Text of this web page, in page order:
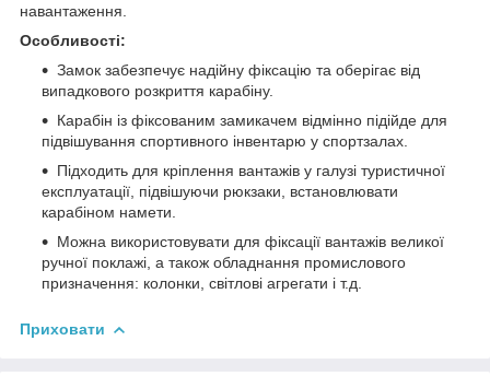
навантаження.
Особливості:
Замок забезпечує надійну фіксацію та оберігає від
випадкового розкриття карабіну.
Карабін із фіксованим замикачем відмінно підійде для
підвішування спортивного інвентарю у спортзалах.
Підходить для кріплення вантажів у галузі туристичної
експлуатації, підвішуючи рюкзаки, встановлювати
карабіном намети.
Можна використовувати для фіксації вантажів великої
ручної поклажі, а також обладнання промислового
призначення: колонки, світлові агрегати і т.д.
Приховати